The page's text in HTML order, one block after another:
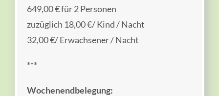
649,00 € für 2 Personen
zuzüglich 18,00 €/ Kind / Nacht
32,00 €/ Erwachsener / Nacht
***
Wochenendbelegung: